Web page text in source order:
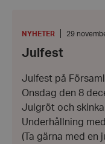
KATEGORI
NYHETER
Datum:
29
Julfest
Julfest på
Onsdag den 8
Julgröt och
Underhållning
(Ta gärna med en